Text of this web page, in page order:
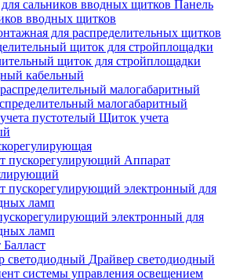
Панель
вводных щитков
для распределительных щитков
щиток для стройплощадки
кабельный
малогабаритный
Щиток учета
Аппарат
электронный для
ламп
Балласт
Драйвер светодиодный